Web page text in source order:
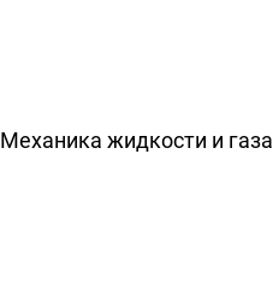
Механика жидкости и газа